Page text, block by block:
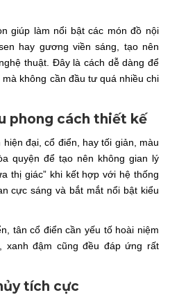
giúp làm nổi bật các món đồ nội
hay gương viền sáng, tạo nên
thuật. Đây là cách dễ dàng để
không cần đầu tư quá nhiều chi
phong cách thiết kế
đại, cổ điển, hay tối giản, màu
quyện để tạo nên không gian lý
thị giác” khi kết hợp với hệ thống
cực sáng và bắt mắt nổi bật kiểu
tân cổ điển cần yếu tố hoài niệm
xanh đậm cũng đều đáp ứng rất
tích cực